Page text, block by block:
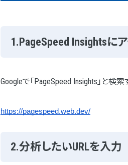
1.PageSpeed Insightsに
Googleで「PageSpeed Insights」と検
https://pagespeed.web.dev/
2.分析したいURLを入力